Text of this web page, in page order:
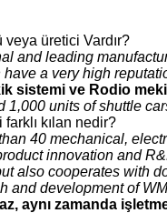
üretici Vardır?
and leading
a very high
sistemi ve Rodio
1,000 units of shuttle
kılan nedir?
40 mechanical,
innovation and
also cooperates with
and development of
aynı zamanda